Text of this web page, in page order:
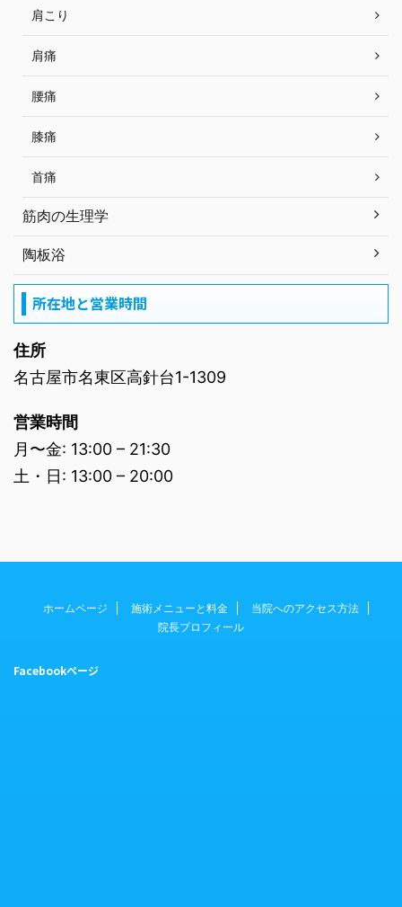
肩こり
肩痛
腰痛
膝痛
首痛
筋肉の生理学
陶板浴
所在地と営業時間
住所
名古屋市名東区高針台1-1309
営業時間
月〜金: 13:00 – 21:30
土・日: 13:00 – 20:00
ホームページ 施術メニューと料金
当院へのアクセス方法
院長プロフィール
Facebookページ